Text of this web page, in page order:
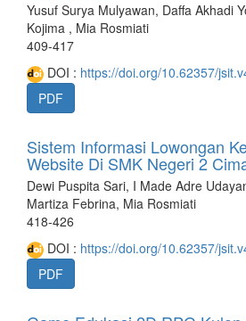
Yusuf Surya Mulyawan, Daffa Akhadi
Kojima , Mia Rosmiati
409-417
DOI : https://doi.org/10.62357/
PDF
Sistem Informasi Lowongan
Website Di SMK Negeri 2
Dewi Puspita Sari, I Made Adre
Martiza Febrina, Mia Rosmiati
418-426
DOI : https://doi.org/10.62357/
PDF